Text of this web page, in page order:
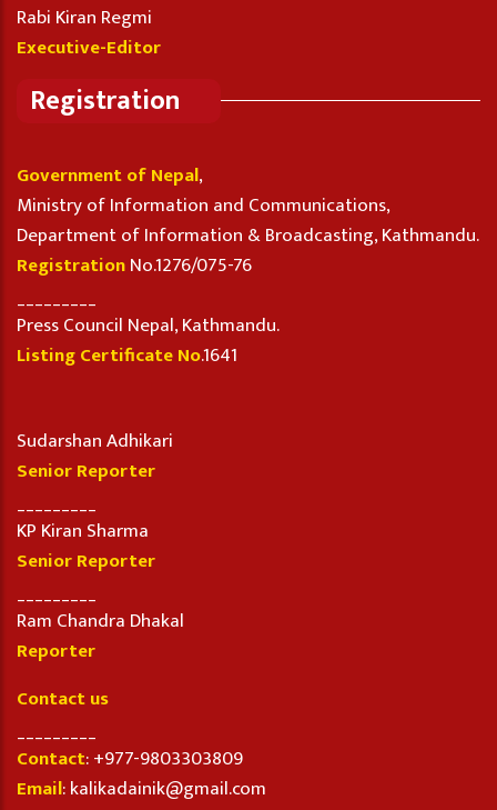
Rabi Kiran Regmi
Executive-Editor
Registration
Government of Nepal,
Ministry of Information and Communications,
Department of Information & Broadcasting, Kathmandu.
RegistrationNo.1276/075-76
Press Council Nepal, Kathmandu.
Listing Certificate No.1641
Sudarshan Adhikari
Senior Reporter
KP Kiran Sharma
Senior Reporter
Ram Chandra Dhakal
Reporter
Contact us
Contact: +977-9803303809
Email: kalikadainik@gmail.com